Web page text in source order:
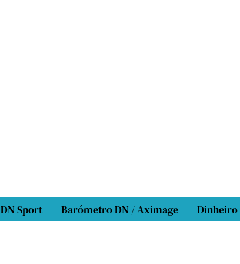
DN Sport Barómetro DN / Aximage Dinheiro